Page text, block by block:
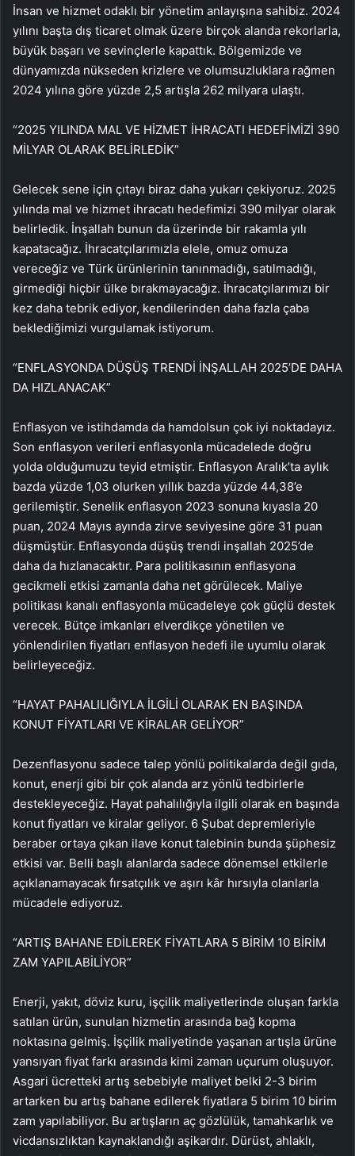
İnsan ve hizmet odaklı bir yönetim anlayışına sahibiz. 2024
yılını başta dış ticaret olmak üzere birçok alanda rekorlarla,
büyük başarı ve sevinçlerle kapattık. Bölgemizde ve
dünyamızda nükseden krizlere ve olumsuzluklara rağmen
2024 yılına göre yüzde 2,5 artışla 262 milyara ulaştı.
“2025 YILINDA MAL VE HİZMET İHRACATI HEDEFİMİZİ 390
MİLYAR OLARAK BELİRLEDİK”
Gelecek sene için çıtayı biraz daha yukarı çekiyoruz. 2025
yılında mal ve hizmet ihracatı hedefimizi 390 milyar olarak
belirledik. İnşallah bunun da üzerinde bir rakamla yılı
kapatacağız. İhracatçılarımızla elele, omuz omuza
vereceğiz ve Türk ürünlerinin tanınmadığı, satılmadığı,
girmediği hiçbir ülke bırakmayacağız. İhracatçılarımızı bir
kez daha tebrik ediyor, kendilerinden daha fazla çaba
beklediğimizi vurgulamak istiyorum.
“ENFLASYONDA DÜŞÜŞ TRENDİ İNŞALLAH 2025’DE DAHA
DA HIZLANACAK”
Enflasyon ve istihdamda da hamdolsun çok iyi noktadayız.
Son enflasyon verileri enflasyonla mücadelede doğru
yolda olduğumuzu teyid etmiştir. Enflasyon Aralık’ta aylık
bazda yüzde 1,03 olurken yıllık bazda yüzde 44,38’e
gerilemiştir. Senelik enflasyon 2023 sonuna kıyasla 20
puan, 2024 Mayıs ayında zirve seviyesine göre 31 puan
düşmüştür. Enflasyonda düşüş trendi inşallah 2025’de
daha da hızlanacaktır. Para politikasının enflasyona
gecikmeli etkisi zamanla daha net görülecek. Maliye
politikası kanalı enflasyonla mücadeleye çok güçlü destek
verecek. Bütçe imkanları elverdikçe yönetilen ve
yönlendirilen fiyatları enflasyon hedefi ile uyumlu olarak
belirleyeceğiz.
“HAYAT PAHALILIĞIYLA İLGİLİ OLARAK EN BAŞINDA
KONUT FİYATLARI VE KİRALAR GELİYOR”
Dezenflasyonu sadece talep yönlü politikalarda değil gıda,
konut, enerji gibi bir çok alanda arz yönlü tedbirlerle
destekleyeceğiz. Hayat pahalılığıyla ilgili olarak en başında
konut fiyatları ve kiralar geliyor. 6 Şubat depremleriyle
beraber ortaya çıkan ilave konut talebinin bunda şüphesiz
etkisi var. Belli başlı alanlarda sadece dönemsel etkilerle
açıklanamayacak fırsatçılık ve aşırı kâr hırsıyla olanlarla
mücadele ediyoruz.
“ARTIŞ BAHANE EDİLEREK FİYATLARA 5 BİRİM 10 BİRİM
ZAM YAPILABİLİYOR”
Enerji, yakıt, döviz kuru, işçilik maliyetlerinde oluşan farkla
satılan ürün, sunulan hizmetin arasında bağ kopma
noktasına gelmiş. İşçilik maliyetinde yaşanan artışla ürüne
yansıyan fiyat farkı arasında kimi zaman uçurum oluşuyor.
Asgari ücretteki artış sebebiyle maliyet belki 2-3 birim
artarken bu artış bahane edilerek fiyatlara 5 birim 10 birim
zam yapılabiliyor. Bu artışların aç gözlülük, tamahkarlık ve
vicdansızlıktan kaynaklandığı aşikardır. Dürüst, ahlaklı,